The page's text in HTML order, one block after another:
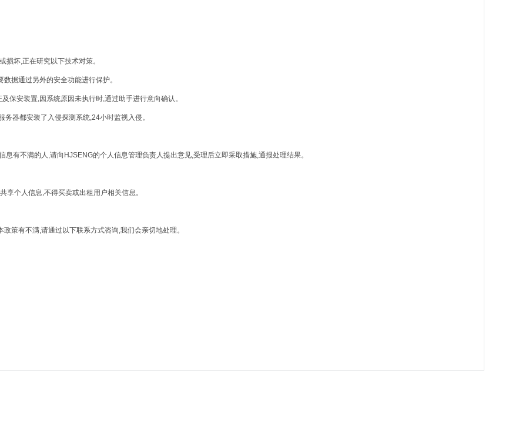
损坏,正在研究以下技术对策。
据通过另外的安全功能进行保护。
保安装置,因系统原因未执行时,通过助手进行意向确认。
器都安装了入侵探测系统,24小时监视入侵。
有不满的人,请向HJSENG的个人信息管理负责人提出意见,受理后立即采取措施,通报处理结果。
享个人信息,不得买卖或出租用户相关信息。
策有不满,请通过以下联系方式咨询,我们会亲切地处理。